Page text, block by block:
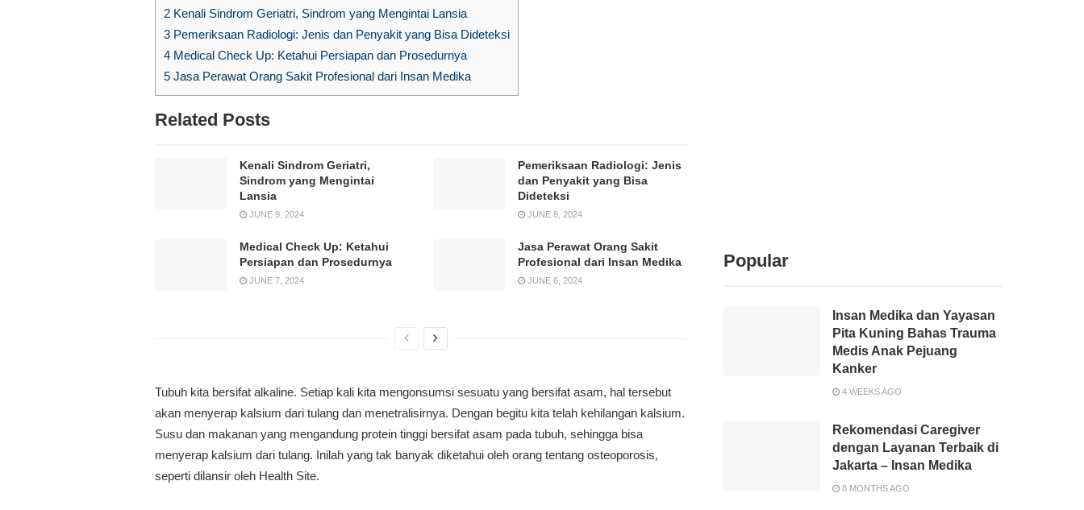
2 Kenali Sindrom Geriatri, Sindrom yang Mengintai Lansia
3 Pemeriksaan Radiologi: Jenis dan Penyakit yang Bisa Dideteksi
4 Medical Check Up: Ketahui Persiapan dan Prosedurnya
5 Jasa Perawat Orang Sakit Profesional dari Insan Medika
Related Posts
Kenali Sindrom Geriatri,
Sindrom yang Mengintai
Lansia
JUNE 9, 2024
Pemeriksaan Radiologi: Jenis
dan Penyakit yang Bisa
Dideteksi
JUNE 8, 2024
Medical Check Up: Ketahui
Persiapan dan Prosedurnya
JUNE 7, 2024
Jasa Perawat Orang Sakit
Profesional dari Insan Medika
JUNE 6, 2024
Tubuh kita bersifat alkaline. Setiap kali kita mengonsumsi sesuatu yang bersifat asam, hal tersebut
akan menyerap kalsium dari tulang dan menetralisirnya. Dengan begitu kita telah kehilangan kalsium.
Susu dan makanan yang mengandung protein tinggi bersifat asam pada tubuh, sehingga bisa
menyerap kalsium dari tulang. Inilah yang tak banyak diketahui oleh orang tentang osteoporosis,
seperti dilansir oleh Health Site.
Popular
Insan Medika dan Yayasan
Pita Kuning Bahas Trauma
Medis Anak Pejuang
Kanker
4 WEEKS AGO
Rekomendasi Caregiver
dengan Layanan Terbaik di
Jakarta – Insan Medika
8 MONTHS AGO